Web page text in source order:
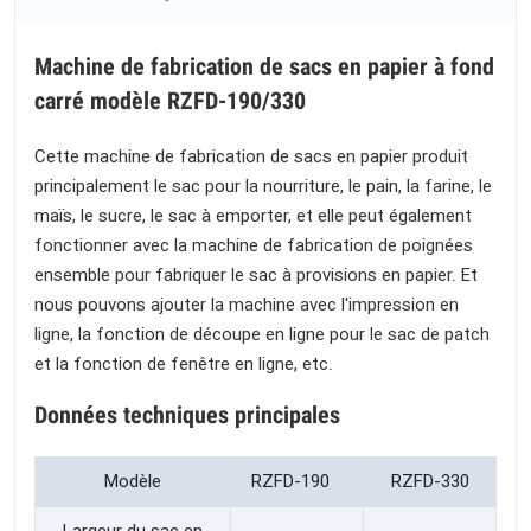
Machine de fabrication de sacs en papier à fond
carré modèle RZFD-190/330
Cette machine de fabrication de sacs en papier produit
principalement le sac pour la nourriture, le pain, la farine, le
maïs, le sucre, le sac à emporter, et elle peut également
fonctionner avec la machine de fabrication de poignées
ensemble pour fabriquer le sac à provisions en papier. Et
nous pouvons ajouter la machine avec l'impression en
ligne, la fonction de découpe en ligne pour le sac de patch
et la fonction de fenêtre en ligne, etc.
Données techniques principales
Modèle RZFD-190 RZFD-330